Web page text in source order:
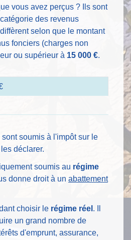
vous avez perçus ? Ils sont
des revenus
selon que le montant
fonciers (charges non
ou supérieur à 15 000 €.
soumis à l'impôt sur le
déclarer.
soumis au régime
donne droit à un abattement
choisir le régime réel . Il
un grand nombre de
d'emprunt, assurance,